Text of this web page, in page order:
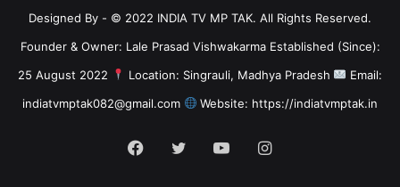
Designed By - © 2022 INDIA TV MP TAK. All Rights Reserved.
Founder & Owner: Lale Prasad Vishwakarma Established (Since):
25 August 2022
Location: Singrauli, Madhya Pradesh
Email:
indiatvmptak082@gmail.com
Website: https://indiatvmptak.in
Facebook
TwitterYouTubeInstagram